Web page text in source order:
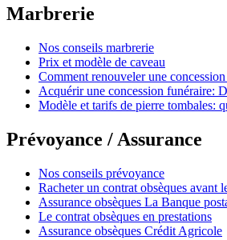
Marbrerie
Nos conseils marbrerie
Prix et modèle de caveau
Comment renouveler une concession
Acquérir une concession funéraire:
Modèle et tarifs de pierre tombales:
Prévoyance / Assurance
Nos conseils prévoyance
Racheter un contrat obsèques avant
Assurance obsèques La Banque
Le contrat obsèques en prestations
Assurance obsèques Crédit Agricole